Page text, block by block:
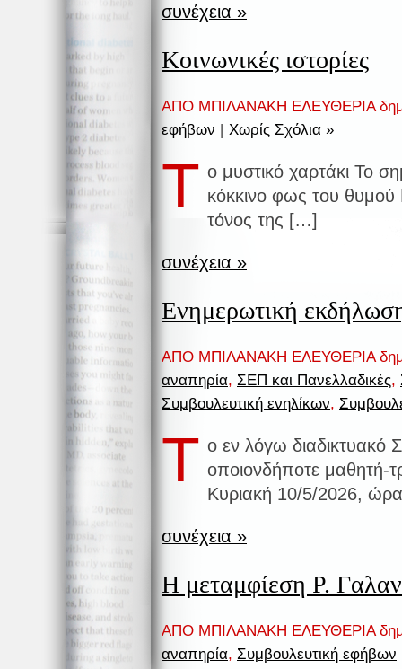
συνέχεια »
Κοινωνικές ιστορίες
ΑΠΟ ΜΠΙΛΑΝΑΚΗ ΕΛΕΥΘΕΡΙΑ
εφήβων
Χωρίς Σχόλια »
Τ ο μυστικό χαρτάκι Το
κόκκινο φως του
τόνος της […]
συνέχεια »
Ενημερωτική
ΑΠΟ ΜΠΙΛΑΝΑΚΗ ΕΛΕΥΘΕΡΙΑ
αναπηρία, ΣΕΠ και Πανελλαδικές,
Συμβουλευτική ενηλίκων,
Τ ο εν λόγω διαδικτυακό
οποιονδήποτε
Κυριακή 10/5/2026,
συνέχεια »
Η μεταμφίεση Ρ.
ΑΠΟ ΜΠΙΛΑΝΑΚΗ ΕΛΕΥΘΕΡΙΑ
αναπηρία, Συμβουλευτική εφήβων